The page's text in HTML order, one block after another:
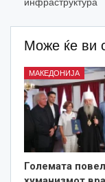
инфраструктура
Може ќе ви
МАКЕДОНИЈА
Големата